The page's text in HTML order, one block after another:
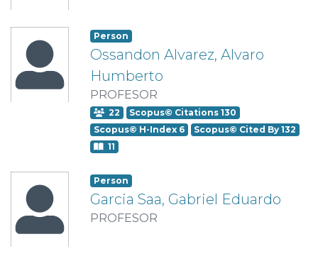
Person
Ossandon Alvarez, Alvaro
Humberto
PROFESOR
22
Scopus© Citations 130
Scopus© H-Index 6
Scopus© Cited By 132
11
Person
Garcia Saa, Gabriel Eduardo
PROFESOR